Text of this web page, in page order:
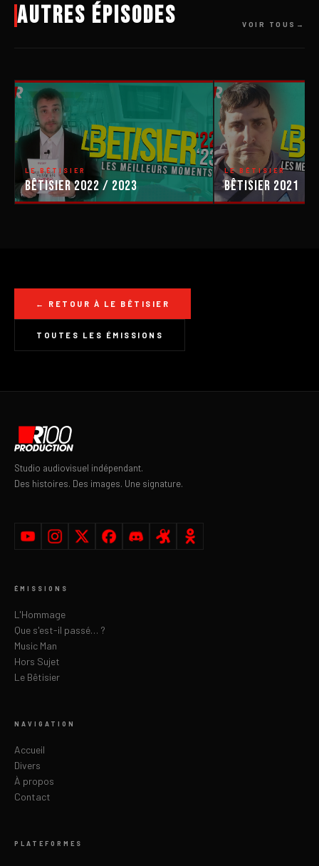
Autres épisodes VOIR TOUS
LE BÊTISIER
Bêtisier 2022 / 2023
LE BÊTISIER
Bêtisier 2021
← RETOUR À LE BÊTISIER
TOUTES LES ÉMISSIONS
Studio audiovisuel indépendant.
Des histoires. Des images. Une signature.
ÉMISSIONS
L'Hommage
Que s'est-il passé… ?
Music Man
Hors Sujet
Le Bêtisier
NAVIGATION
Accueil
Divers
À propos
Contact
PLATEFORMES